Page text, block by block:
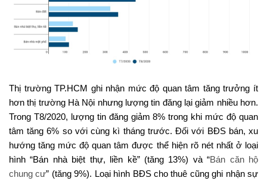
Thị trường TP.HCM ghi nhận mức độ quan tâm tăng trưởng ít
hơn thị trường Hà Nội nhưng lượng tin đăng lại giảm nhiều hơn.
Trong T8/2020, lượng tin đăng giảm 8% trong khi mức độ quan
tâm tăng 6% so với cùng kì tháng trước. Đối với BĐS bán, xu
hướng tăng mức độ quan tâm được thể hiện rõ nét nhất ở loại
hình “Bán nhà biệt thự, liền kề” (tăng 13%) và “Bán căn hộ
chung cư” (tăng 9%). Loại hình BĐS cho thuê cũng ghi nhận sự